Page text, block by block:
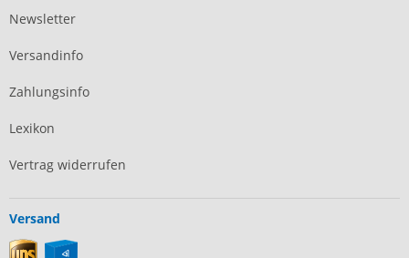
Newsletter
Versandinfo
Zahlungsinfo
Lexikon
Vertrag widerrufen
Versand